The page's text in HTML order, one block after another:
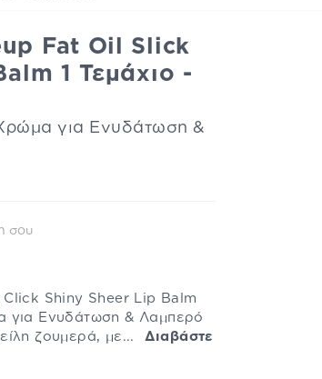
Fat Oil Slick
1 Τεμάχιο -
για Ενυδάτωση &
σου
Shiny Sheer Lip Balm
για Ενυδάτωση & Λαμπερό
ζουμερά, με... Διαβάστε